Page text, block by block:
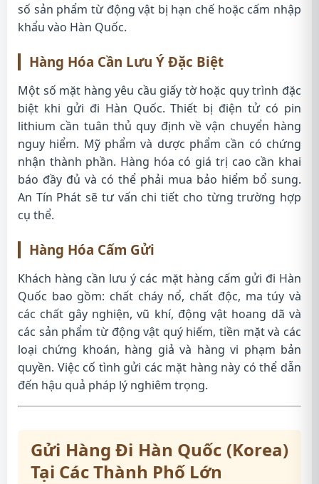
số sản phẩm từ động vật bị hạn chế hoặc cấm nhập
khẩu vào Hàn Quốc.
Hàng Hóa Cần Lưu Ý Đặc Biệt
Một số mặt hàng yêu cầu giấy tờ hoặc quy trình đặc
biệt khi gửi đi Hàn Quốc. Thiết bị điện tử có pin
lithium cần tuân thủ quy định về vận chuyển hàng
nguy hiểm. Mỹ phẩm và dược phẩm cần có chứng
nhận thành phần. Hàng hóa có giá trị cao cần khai
báo đầy đủ và có thể phải mua bảo hiểm bổ sung.
An Tín Phát sẽ tư vấn chi tiết cho từng trường hợp
cụ thể.
Hàng Hóa Cấm Gửi
Khách hàng cần lưu ý các mặt hàng cấm gửi đi Hàn
Quốc bao gồm: chất cháy nổ, chất độc, ma túy và
các chất gây nghiện, vũ khí, động vật hoang dã và
các sản phẩm từ động vật quý hiếm, tiền mặt và các
loại chứng khoán, hàng giả và hàng vi phạm bản
quyền. Việc cố tình gửi các mặt hàng này có thể dẫn
đến hậu quả pháp lý nghiêm trọng.
Gửi Hàng Đi Hàn Quốc (Korea)
Tại Các Thành Phố Lớn